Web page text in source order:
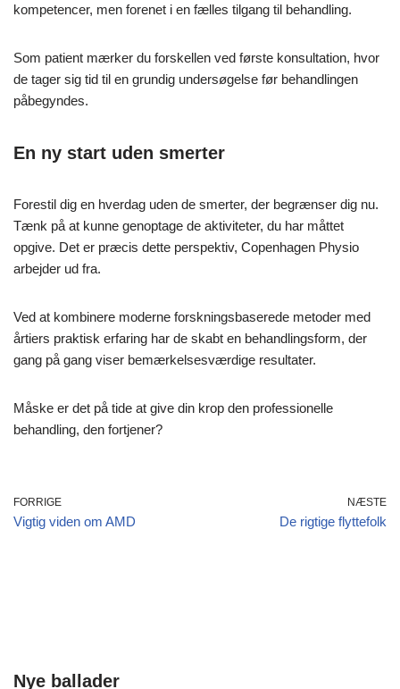
kompetencer, men forenet i en fælles tilgang til behandling.
Som patient mærker du forskellen ved første konsultation, hvor
de tager sig tid til en grundig undersøgelse før behandlingen
påbegyndes.
En ny start uden smerter
Forestil dig en hverdag uden de smerter, der begrænser dig nu.
Tænk på at kunne genoptage de aktiviteter, du har måttet
opgive. Det er præcis dette perspektiv, Copenhagen Physio
arbejder ud fra.
Ved at kombinere moderne forskningsbaserede metoder med
årtiers praktisk erfaring har de skabt en behandlingsform, der
gang på gang viser bemærkelsesværdige resultater.
Måske er det på tide at give din krop den professionelle
behandling, den fortjener?
FORRIGE
Vigtig viden om AMD
NÆSTE
De rigtige flyttefolk
Nye ballader